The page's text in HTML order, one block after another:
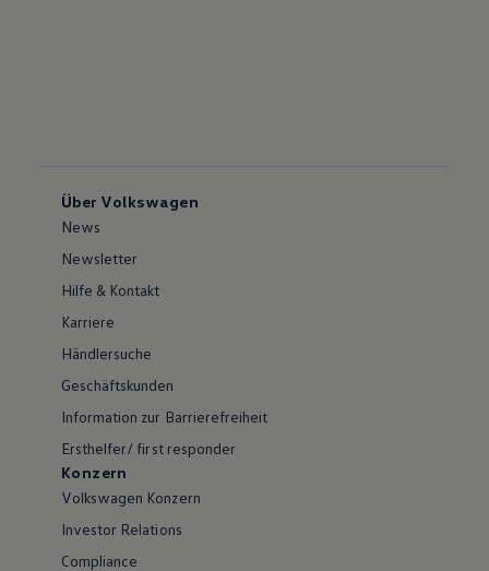
Über Volkswagen
News
Newsletter
Hilfe & Kontakt
Karriere
Händlersuche
Geschäftskunden
Information zur Barrierefreiheit
Ersthelfer/ first responder
Konzern
Volkswagen Konzern
Investor Relations
Compliance